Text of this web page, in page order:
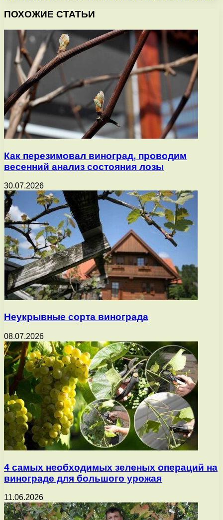
ПОХОЖИЕ СТАТЬИ
Как перезимовал виноград, проводим
весенний анализ состояния лозы
30.07.2026
Неукрывные сорта винограда
08.07.2026
4 самых необходимых зеленых операций на
винограде для большого урожая
11.06.2026